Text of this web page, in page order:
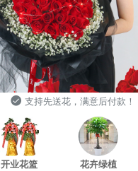
支持先送花，满意后付款！
开业花篮 花卉绿植